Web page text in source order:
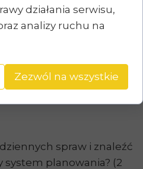
spraw i znaleźć
system planowania? (2
rozpraszalność
działania serwisu,
analizy ruchu na
Zezwól na wszystkie